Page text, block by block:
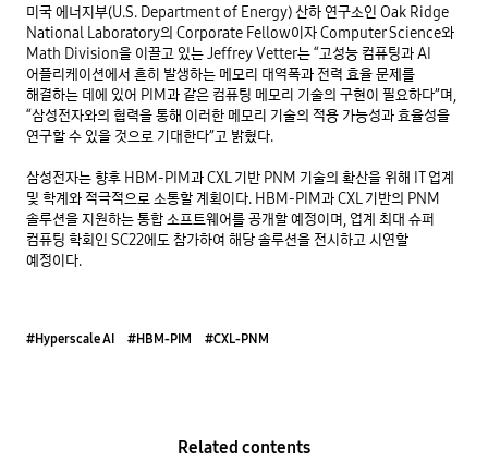
미국 에너지부(U.S. Department of Energy) 산하 연구소인 Oak Ridge
National Laboratory의 Corporate Fellow이자 Computer Science와
Math Division을 이끌고 있는 Jeffrey Vetter는 “고성능 컴퓨팅과 AI
어플리케이션에서 흔히 발생하는 메모리 대역폭과 전력 효율 문제를
해결하는 데에 있어 PIM과 같은 컴퓨팅 메모리 기술의 구현이 필요하다”며,
“삼성전자와의 협력을 통해 이러한 메모리 기술의 적용 가능성과 효율성을
연구할 수 있을 것으로 기대한다”고 밝혔다.
삼성전자는 향후 HBM-PIM과 CXL 기반 PNM 기술의 확산을 위해 IT 업계
및 학계와 적극적으로 소통할 계획이다. HBM-PIM과 CXL 기반의 PNM
솔루션을 지원하는 통합 소프트웨어를 공개할 예정이며, 업계 최대 슈퍼
컴퓨팅 학회인 SC22에도 참가하여 해당 솔루션을 전시하고 시연할
예정이다.
#Hyperscale AI #HBM-PIM #CXL-PNM
Related contents